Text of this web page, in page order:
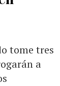
tome tres
a